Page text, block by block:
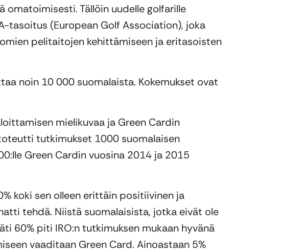
omatoimisesti. Tällöin uudelle golfarille
tasoitus (European Golf Association), joka
pelitaitojen kehittämiseen ja eritasoisten
noin 10 000 suomalaista. Kokemukset ovat
mielikuvaa ja Green Cardin
tutkimukset 1000 suomalaisen
Green Cardin vuosina 2014 ja 2015
koki sen olleen erittäin positiivinen ja
tehdä. Niistä suomalaisista, jotka eivät ole
60% piti IRO:n tutkimuksen mukaan hyvänä
vaaditaan Green Card. Ainoastaan 5%